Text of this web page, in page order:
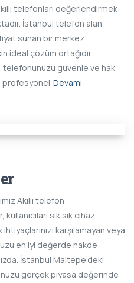
telefonları değerlendirmek
İstanbul telefon alan
sunan bir merkez
ideal çözüm ortağıdır.
telefonunuzu güvenle ve hak
profesyonel Devamı
Akıllı telefon
sık sık cihaz
karşılamayan veya
en iyi değerde nakde
İstanbul Maltepe’deki
gerçek piyasa değerinde